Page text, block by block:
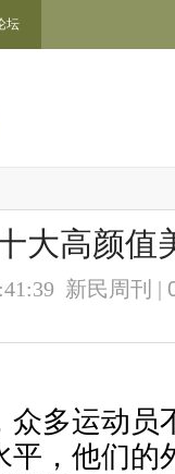
坛
大高颜值
新民周刊 |
多运动员
平，‌他们的